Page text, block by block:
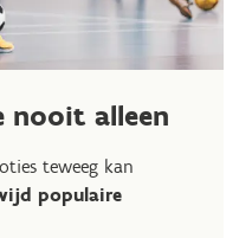
nooit alleen
teweeg kan
populaire